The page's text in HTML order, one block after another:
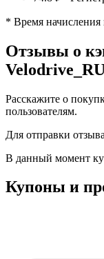
* Время
Отзывы о
Расскажите о
пользователям.
Для отправки отзыва
В данный момент
Купоны и